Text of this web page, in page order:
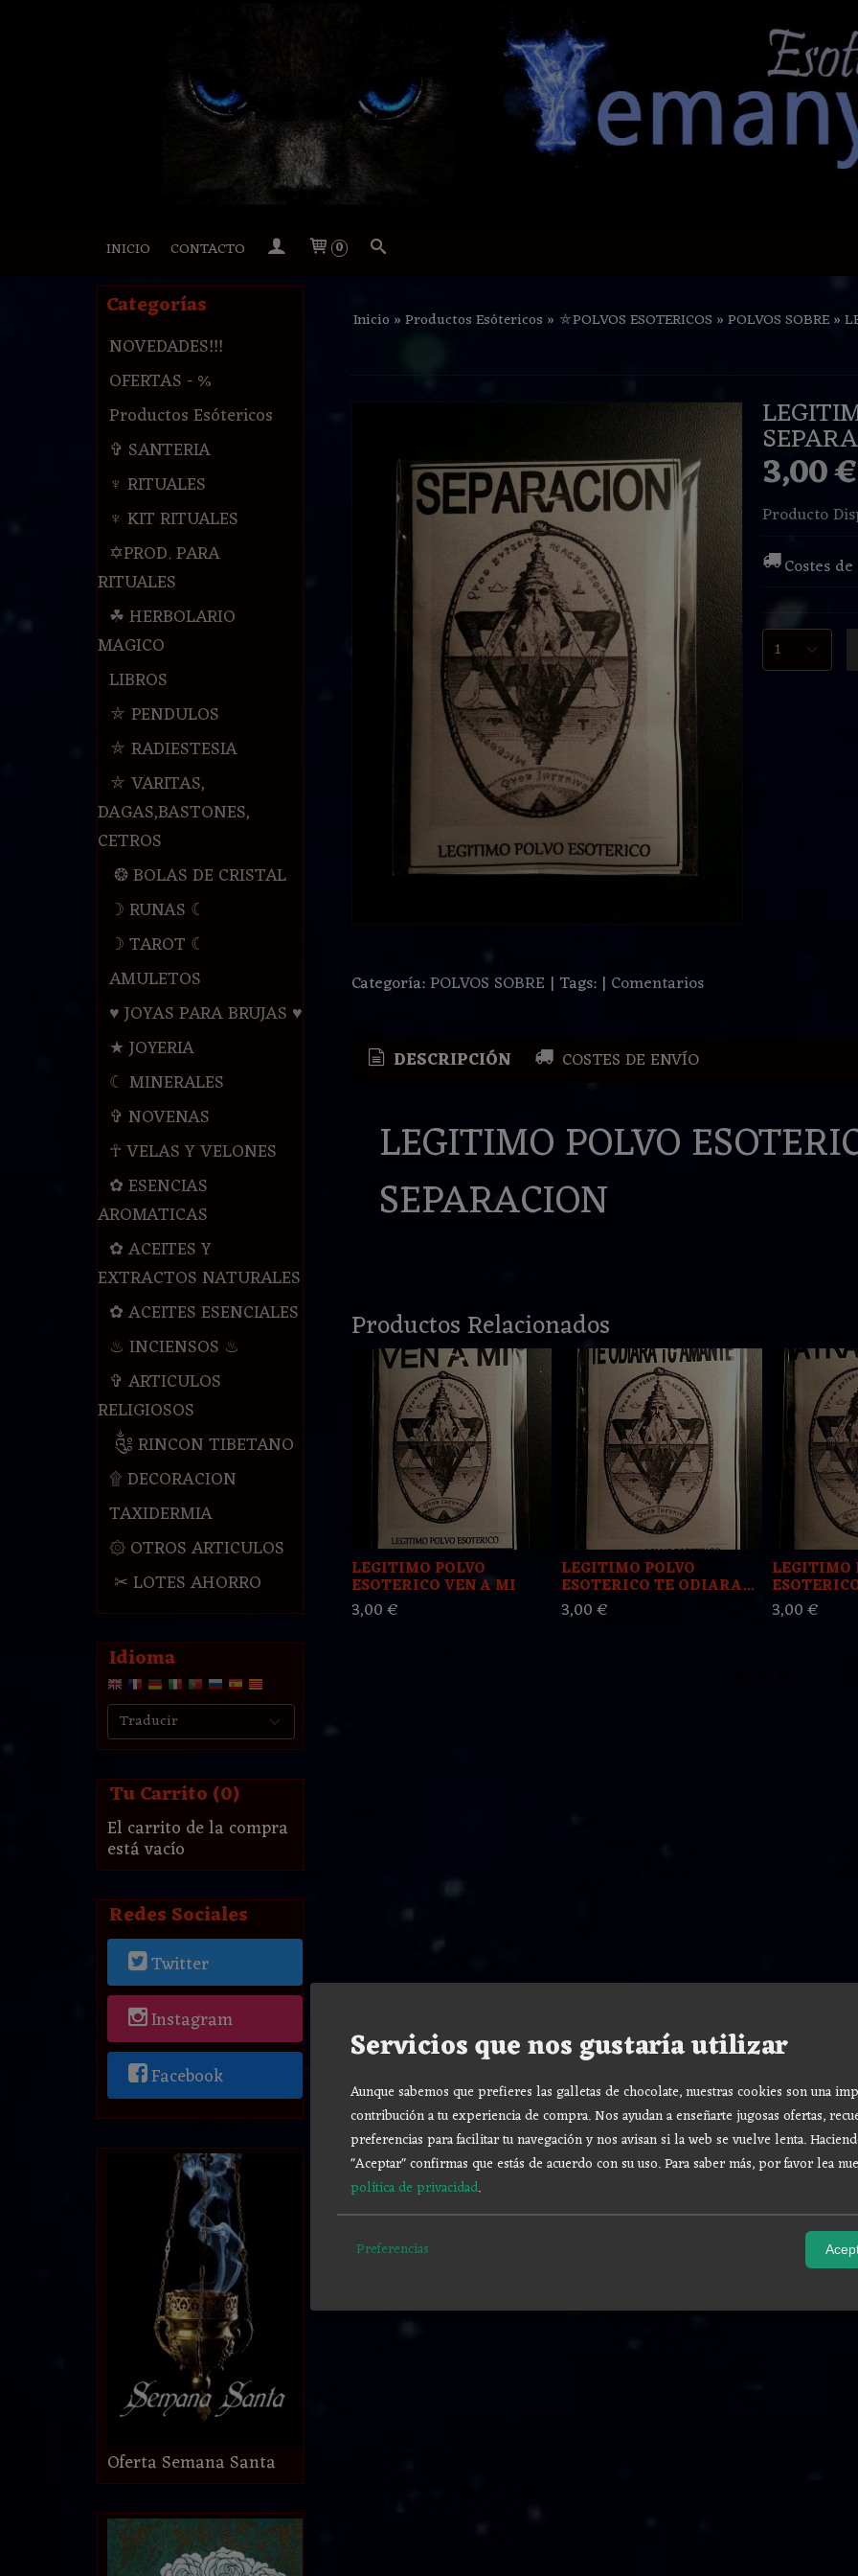
INICIO CONTACTO 0
Categorías
NOVEDADES!!!
OFERTAS - %
Productos Esótericos
✞ SANTERIA
♆ RITUALES
♆ KIT RITUALES
✡PROD. PARA
RITUALES
☘ HERBOLARIO
MAGICO
LIBROS
⛤ PENDULOS
⛤ RADIESTESIA
⛤ VARITAS,
DAGAS,BASTONES,
CETROS
❂ BOLAS DE CRISTAL
☽ RUNAS ☾
☽ TAROT ☾
AMULETOS
♥ JOYAS PARA BRUJAS ♥
★ JOYERIA
☾ MINERALES
✞ NOVENAS
☥ VELAS Y VELONES
✿ ESENCIAS
AROMATICAS
✿ ACEITES Y
EXTRACTOS NATURALES
✿ ACEITES ESENCIALES
♨ INCIENSOS ♨
✞ ARTICULOS
RELIGIOSOS
༃ RINCON TIBETANO
۩ DECORACION
TAXIDERMIA
۞ OTROS ARTICULOS
✂ LOTES AHORRO
Idioma
Tu Carrito (0)
El carrito de la compra
está vacío
Redes Sociales
Twitter
Instagram
Facebook
Oferta Semana Santa
Inicio »Productos Esótericos » ⛤POLVOS ESOTERICOS »POLVOS SOBRE»
3,00
Producto
Costes
Categoría:POLVOS SOBRE | Tags: | Comentarios
DESCRIPCIÓN COSTES DE ENVÍO
LEGITIMO POLVO
SEPARACION
Productos Relacionados
LEGITIMO POLVO
ESOTERICO VEN A MI
3,00 €
LEGITIMO POLVO
ESOTERICO TE ODIARA...
3,00 €
LEGITIMO
3,00 €
Servicios que nos gustaría utilizar
Aunque sabemos que prefieres las galletas de chocolate, nuestras cookies son una
contribución a tu experiencia de compra. Nos ayudan a enseñarte jugosas ofertas,
preferencias para facilitar tu navegación y nos avisan si la web se vuelve lenta.
"Aceptar" confirmas que estás de acuerdo con su uso.Para saber más, por favor lea
política de privacidad.
Preferencias